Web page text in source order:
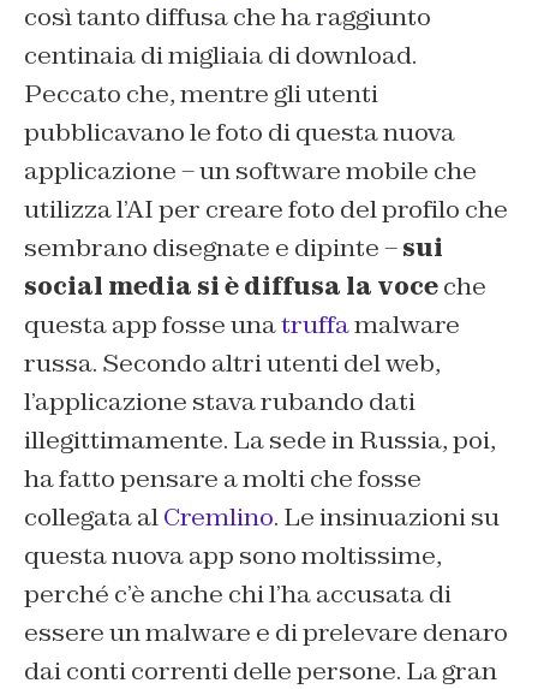
così tanto diffusa che ha raggiunto
centinaia di migliaia di download.
Peccato che, mentre gli utenti
pubblicavano le foto di questa nuova
applicazione – un software mobile che
utilizza l’AI per creare foto del profilo che
sembrano disegnate e dipinte –sui
social media si è diffusa la voceche
questa app fosse unatruffamalware
russa. Secondo altri utenti del web,
l’applicazione stava rubando dati
illegittimamente. La sede in Russia, poi,
ha fatto pensare a molti che fosse
collegata alCremlino. Le insinuazioni su
questa nuova app sono moltissime,
perché c’è anche chi l’ha accusata di
essere un malware e di prelevare denaro
dai conti correnti delle persone. La gran